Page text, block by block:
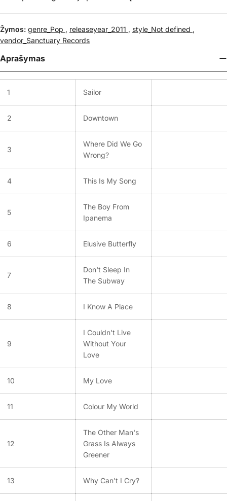
Žymos: genre_Pop , releaseyear_2011 , style_Not defined ,
vendor_Sanctuary Records
Aprašymas
1 Sailor
2 Downtown
3
Where Did We Go
Wrong?
4 This Is My Song
5
The Boy From
Ipanema
6 Elusive Butterfly
7
Don't Sleep In
The Subway
8 I Know A Place
9
I Couldn't Live
Without Your
Love
10 My Love
11 Colour My World
12
The Other Man's
Grass Is Always
Greener
13 Why Can't I Cry?